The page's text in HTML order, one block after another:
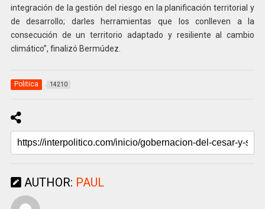
integración de la gestión del riesgo en la planificación territorial y
de desarrollo; darles herramientas que los conlleven a la
consecución de un territorio adaptado y resiliente al cambio
climático”, finalizó Bermúdez.
Politica 14210
AUTHOR: PAUL